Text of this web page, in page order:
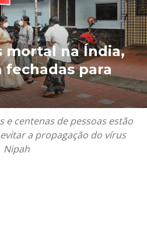
mortal na Índia,
fechadas para
e centenas de pessoas estão
a propagação do vírus
Nipah